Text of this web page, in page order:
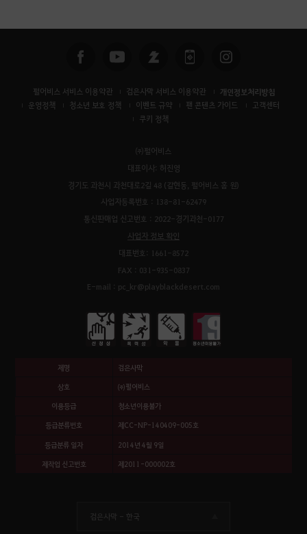
펄어비스 서비스 이용약관 검은사막 서비스 이용약관 개인정보처리방침
운영정책 청소년 보호 정책 이벤트 규약 팬 콘텐츠 가이드
고객센터
쿠키 정책
㈜펄어비스
대표이사: 허진영
경기도 과천시 과천대로2길 48 (갈현동, 펄어비스 홈 원)
사업자등록번호 : 138-81-62479
통신판매업 신고번호 : 2022-경기과천-0177
사업자 정보 확인
대표번호: 1661-8572
FAX : 031-935-0837
E-mail : pc_kr@playblackdesert.com
제명 검은사막
상호 ㈜펄어비스
이용등급 청소년이용불가
등급분류번호 제CC-NP-140409-005호
등급분류 일자 2014년 4월 9일
제작업 신고번호 제2011-000002호
검은사막 - 한국